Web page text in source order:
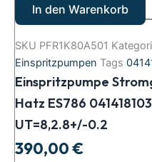
In den Warenkorb
SKU PFR1K80A501
Einspritzpumpen Tags
Einspritzpumpe
Hatz ES786
UT=8,2.8+/-0.2
390,00€